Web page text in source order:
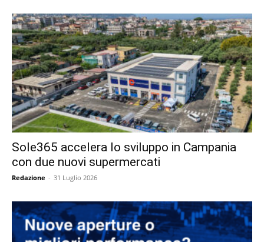
Sole365 accelera lo sviluppo in Campania
con due nuovi supermercati
Redazione - 31 Luglio 2026